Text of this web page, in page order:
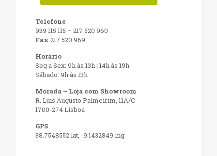
Telefone
939 115 115 – 217 520 960
Fax 217 520 969
Horário
Seg a Sex: 9h às 13h | 14h às 19h
Sábado: 9h às 13h
Morada – Loja com Showroom
R. Luis Augusto Palmeirim, 11A/C
1700-274 Lisboa
GPS
38.7548552 lat, -9.1432849 lng